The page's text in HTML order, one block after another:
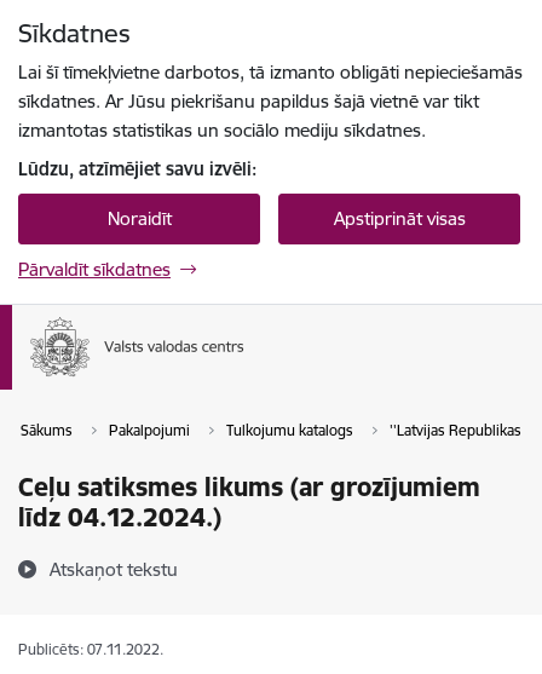
Sīkdatnes
Lai šī tīmekļvietne darbotos, tā izmanto obligāti nepieciešamās
sīkdatnes. Ar Jūsu piekrišanu papildus šajā vietnē var tikt
izmantotas statistikas un sociālo mediju sīkdatnes.
Lūdzu, atzīmējiet savu izvēli:
Noraidīt Apstiprināt visas
Pārvaldīt sīkdatnes
Sākums Pakalpojumi Tulkojumu katalogs ''Latvijas Republikas
Ceļu satiksmes likums (ar grozījumiem
līdz 04.12.2024.)
Atskaņot tekstu
Publicēts: 07.11.2022.